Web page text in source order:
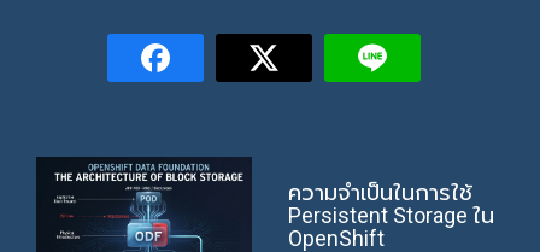
ความจำเป็นในการใช้
Persistent Storage ใน
OpenShift